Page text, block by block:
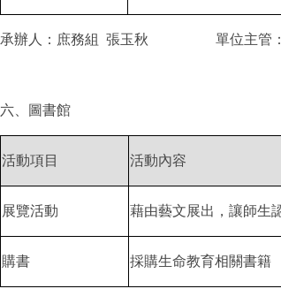
承辦人：庶務組 張玉秋 單位主管
六、圖書館
活動項目 活動內容
展覽活動 藉由藝文展出，讓師生
購書 採購生命教育相關書籍